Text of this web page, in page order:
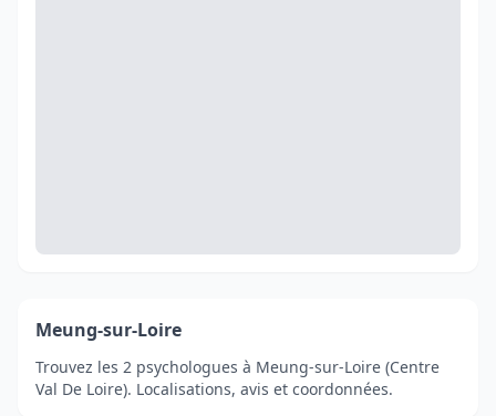
Meung-sur-Loire
Trouvez les 2 psychologues à Meung-sur-Loire (Centre
Val De Loire). Localisations, avis et coordonnées.